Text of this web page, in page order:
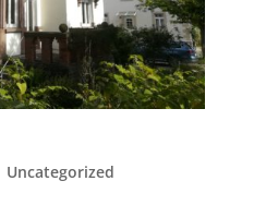
Uncategorized